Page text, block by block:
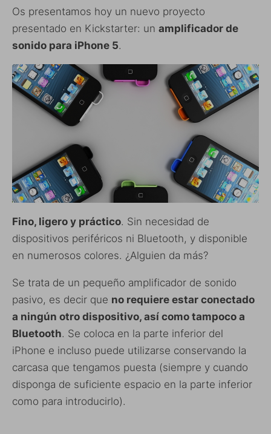
Os presentamos hoy un nuevo proyecto
presentado en Kickstarter: un amplificador de
sonido para iPhone 5.
Fino, ligero y práctico. Sin necesidad de
dispositivos periféricos ni Bluetooth, y disponible
en numerosos colores. ¿Alguien da más?
Se trata de un pequeño amplificador de sonido
pasivo, es decir que no requiere estar conectado
a ningún otro dispositivo, así como tampoco a
Bluetooth. Se coloca en la parte inferior del
iPhone e incluso puede utilizarse conservando la
carcasa que tengamos puesta (siempre y cuando
disponga de suficiente espacio en la parte inferior
como para introducirlo).